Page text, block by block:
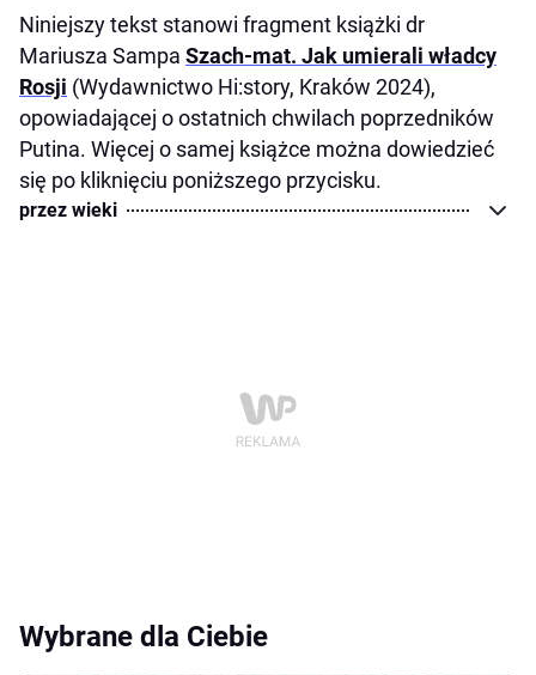
Niniejszy tekst stanowi fragment książki dr
Mariusza Sampa Szach-mat. Jak umierali władcy
Rosji (Wydawnictwo Hi:story, Kraków 2024),
opowiadającej o ostatnich chwilach poprzedników
Putina. Więcej o samej książce można dowiedzieć
się po kliknięciu poniższego przycisku.
przez wieki
Wybrane dla Ciebie